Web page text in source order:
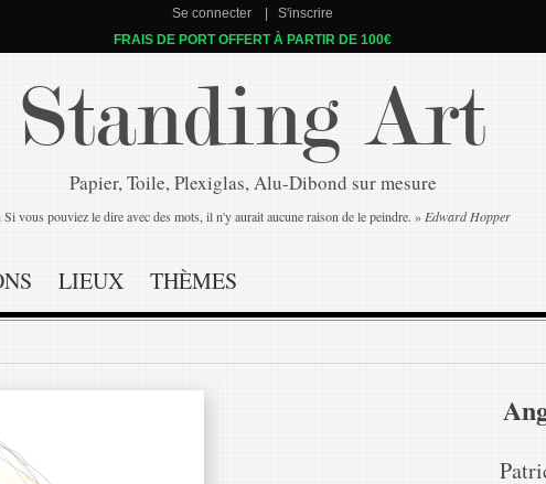
Se connecter S'inscrire
FRAIS DE PORT OFFERT À PARTIR DE 100€
Standing Art
Papier, Toile, Plexiglas, Alu-Dibond sur mesure
Si vous pouviez le dire avec des mots, il n'y aurait aucune raison de le peindre. » Edward Hopper
LIEUX THÈMES